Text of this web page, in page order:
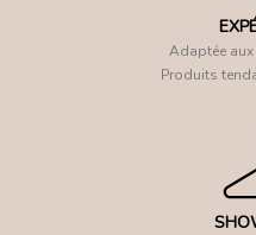
Adaptée
Produits